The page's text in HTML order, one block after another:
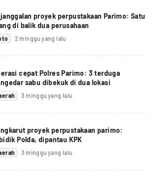
proyek perpustakaan Parimo: Satu
di balik dua perusahaan
2 minggu yang lalu
cepat Polres Parimo: 3 terduga
sabu dibekuk di dua lokasi
3 minggu yang lalu
proyek perpustakaan parimo:
Polda, dipantau KPK
3 minggu yang lalu